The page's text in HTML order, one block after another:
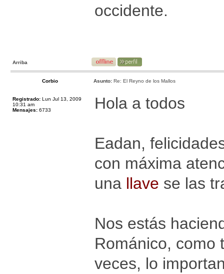
occidente.
Arriba
Corbio Asunto: Re: El Reyno de los Mallos
Registrado: Lun Jul 13, 2009
10:31 am
Mensajes: 6733 Hola a todos
Eadan,
con máxima
una llave se las
Nos estás
Románico, como
veces, lo